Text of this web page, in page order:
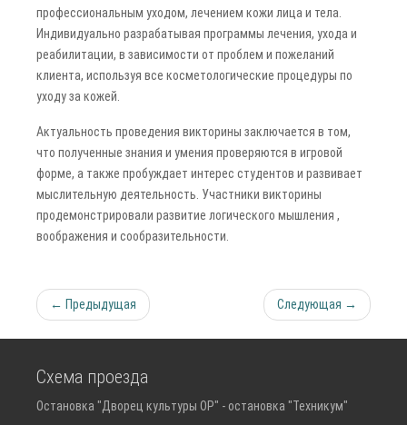
профессиональным уходом, лечением кожи лица и тела.
Индивидуально разрабатывая программы лечения, ухода и
реабилитации, в зависимости от проблем и пожеланий
клиента, используя все косметологические процедуры по
уходу за кожей.
Актуальность проведения викторины заключается в том,
что полученные знания и умения проверяются в игровой
форме, а также пробуждает интерес студентов и развивает
мыслительную деятельность. Участники викторины
продемонстрировали развитие логического мышления ,
воображения и сообразительности.
← Предыдущая Следующая →
Схема проезда
Остановка "Дворец культуры ОР" - остановка "Техникум"